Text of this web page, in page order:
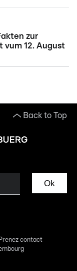
zur
vum 12. August
Back to Top
Ok
contact